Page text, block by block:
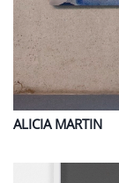
ALICIA MARTIN